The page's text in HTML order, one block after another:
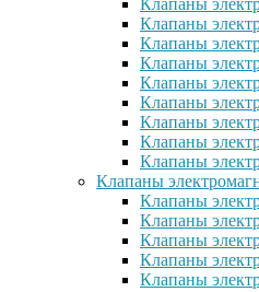
Клапаны
Клапаны
Клапаны
Клапаны
Клапаны
Клапаны
Клапаны
Клапаны
Клапаны
Клапаны
Клапаны
Клапаны
Клапаны
Клапаны
Клапаны